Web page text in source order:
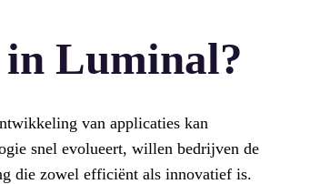
in Luminal?
van applicaties kan
snel evolueert, willen bedrijven de
die zowel efficiënt als innovatief is.